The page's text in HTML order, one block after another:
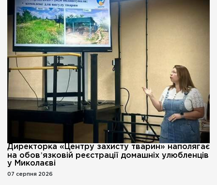
Директорка «Центру захисту тварин» наполягає
на обовʼязковій реєстрації домашніх улюбленців
у Миколаєві
07 серпня 2026